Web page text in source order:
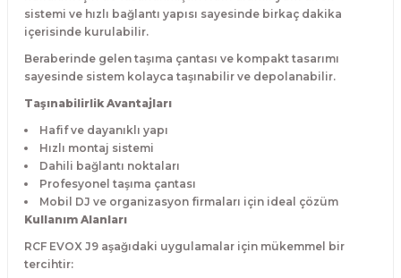
sistemi ve hızlı bağlantı yapısı sayesinde birkaç dakika
içerisinde kurulabilir.
Beraberinde gelen taşıma çantası ve kompakt tasarımı
sayesinde sistem kolayca taşınabilir ve depolanabilir.
Taşınabilirlik Avantajları
Hafif ve dayanıklı yapı
Hızlı montaj sistemi
Dahili bağlantı noktaları
Profesyonel taşıma çantası
Mobil DJ ve organizasyon firmaları için ideal çözüm
Kullanım Alanları
RCF EVOX J9 aşağıdaki uygulamalar için mükemmel bir
tercihtir: